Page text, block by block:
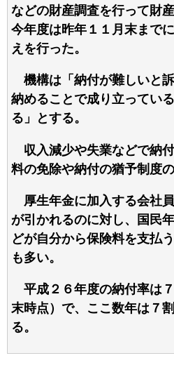
などの財産調査を行って財
今年度は昨年１１月末まで
えを行った。
機構は「納付が難しいと
納めることで成り立ってい
る」とする。
収入減少や失業などで納
料の免除や納付の猶予制度の
厚生年金に加入する会社
が引かれるのに対し、国民
どが自分から保険料を支払
も多い。
平成２６年度の納付率は
末時点）で、ここ数年は７
る。